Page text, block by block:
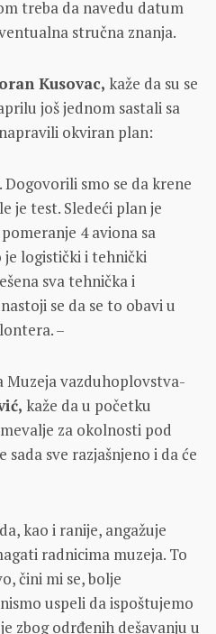
treba da navedu datum
stručna znanja.
Kusovac, kaže da su se
još jednom sastali sa
okviran plan:
smo se da krene
je test. Sledeći plan je
4 aviona sa
je logistički i tehnički
sva tehnička i
se da se to obavi u
–
vazduhoplovstva-
kaže da u početku
za okolnosti pod
sve razjašnjeno i da će
kao i ranije, angažuje
radnicima muzeja. To
čini mi se, bolje
uspeli da ispoštujemo
zbog odrđenih dešavanju u